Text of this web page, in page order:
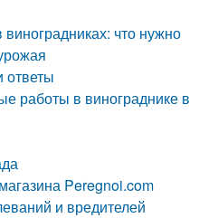
что нужно
работы в винограднике в
Peregnoi.com
и вредителей